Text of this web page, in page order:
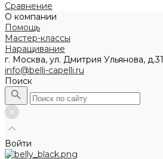
Сравнение
О компании
Помощь
Мастер-классы
Наращивание
г. Москва, ул. Дмитрия Ульянова, д.31
info@belli-capelli.ru
Поиск
Войти